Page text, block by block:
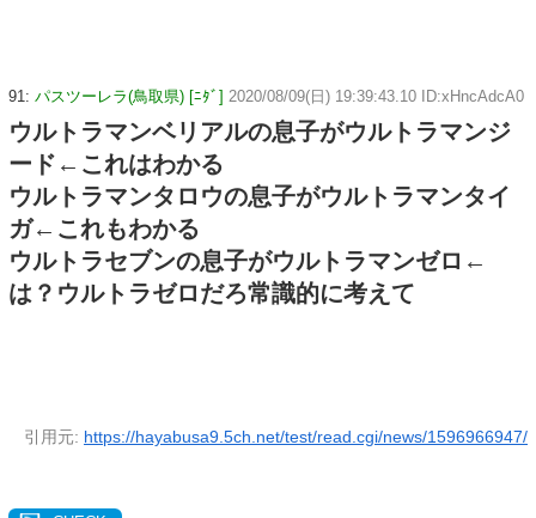
91: パスツーレラ(鳥取県) [ﾆﾀﾞ] 2020/08/09(日) 19:39:43.10 ID:xHncAdcA0
ウルトラマンベリアルの息子がウルトラマンジ
ード←これはわかる
ウルトラマンタロウの息子がウルトラマンタイ
ガ←これもわかる
ウルトラセブンの息子がウルトラマンゼロ←
は？ウルトラゼロだろ常識的に考えて
引用元: https://hayabusa9.5ch.net/test/read.cgi/news/1596966947/